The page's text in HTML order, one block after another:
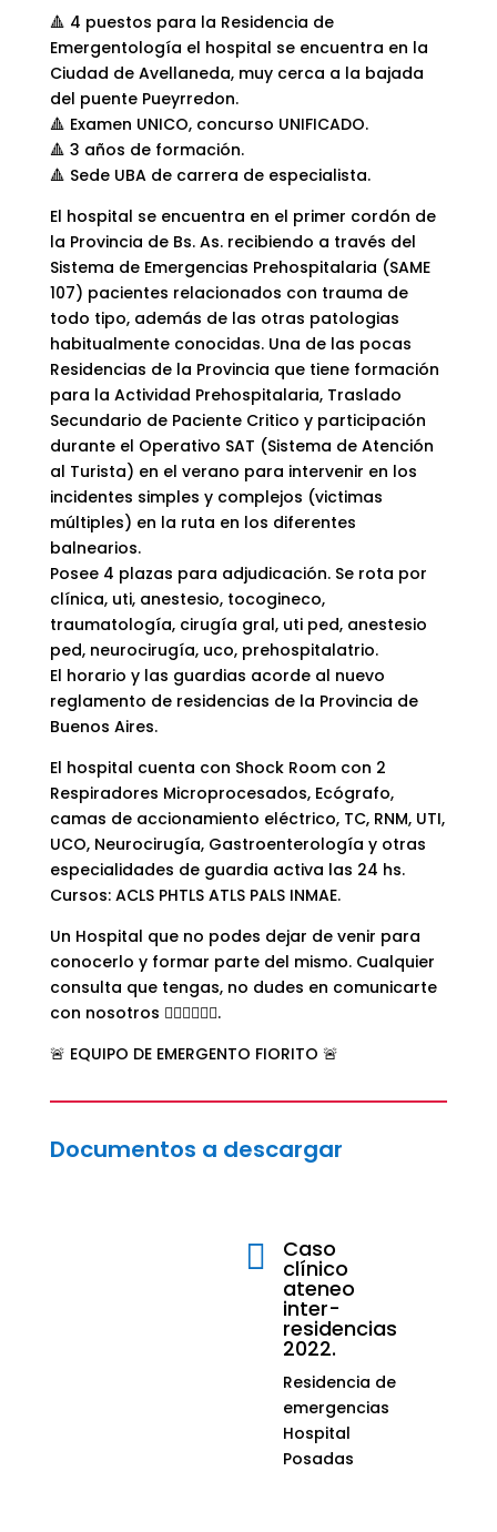
🔺 4 puestos para la Residencia de
Emergentología el hospital se encuentra en la
Ciudad de Avellaneda, muy cerca a la bajada
del puente Pueyrredon.
🔺 Examen UNICO, concurso UNIFICADO.
🔺 3 años de formación.
🔺 Sede UBA de carrera de especialista.
El hospital se encuentra en el primer cordón de
la Provincia de Bs. As. recibiendo a través del
Sistema de Emergencias Prehospitalaria (SAME
107) pacientes relacionados con trauma de
todo tipo, además de las otras patologias
habitualmente conocidas. Una de las pocas
Residencias de la Provincia que tiene formación
para la Actividad Prehospitalaria, Traslado
Secundario de Paciente Critico y participación
durante el Operativo SAT (Sistema de Atención
al Turista) en el verano para intervenir en los
incidentes simples y complejos (victimas
múltiples) en la ruta en los diferentes
balnearios.
Posee 4 plazas para adjudicación. Se rota por
clínica, uti, anestesio, tocogineco,
traumatología, cirugía gral, uti ped, anestesio
ped, neurocirugía, uco, prehospitalatrio.
El horario y las guardias acorde al nuevo
reglamento de residencias de la Provincia de
Buenos Aires.
El hospital cuenta con Shock Room con 2
Respiradores Microprocesados, Ecógrafo,
camas de accionamiento eléctrico, TC, RNM, UTI,
UCO, Neurocirugía, Gastroenterología y otras
especialidades de guardia activa las 24 hs.
Cursos: ACLS PHTLS ATLS PALS INMAE.
Un Hospital que no podes dejar de venir para
conocerlo y formar parte del mismo. Cualquier
consulta que tengas, no dudes en comunicarte
con nosotros 🙋🏽‍♂️🙋🏽‍♀️.
🚨 EQUIPO DE EMERGENTO FIORITO 🚨
Documentos a descargar
 Caso
clínico
ateneo
inter-
residencias
2022.
Residencia de
emergencias
Hospital
Posadas